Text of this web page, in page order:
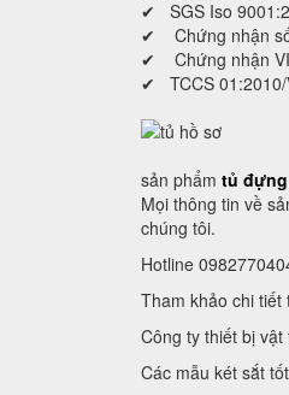
✔ SGS Iso
✔ Chứng nhận
✔ Chứng nhận
✔ TCCS 01:2010/
sản phẩm tủ
Mọi thông tin về
chúng tôi.
Hotline
Tham khảo chi tiết
Công ty thiết bị
Các mẫu két sắt